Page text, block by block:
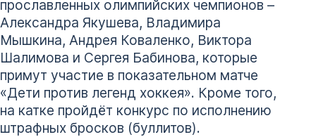
прославленных олимпийских чемпионов –
Александра Якушева, Владимира
Мышкина, Андрея Коваленко, Виктора
Шалимова и Сергея Бабинова, которые
примут участие в показательном матче
«Дети против легенд хоккея». Кроме того,
на катке пройдёт конкурс по исполнению
штрафных бросков (буллитов).